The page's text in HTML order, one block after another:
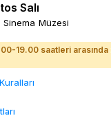
Salı
Sinema Müzesi
19.00 saatleri